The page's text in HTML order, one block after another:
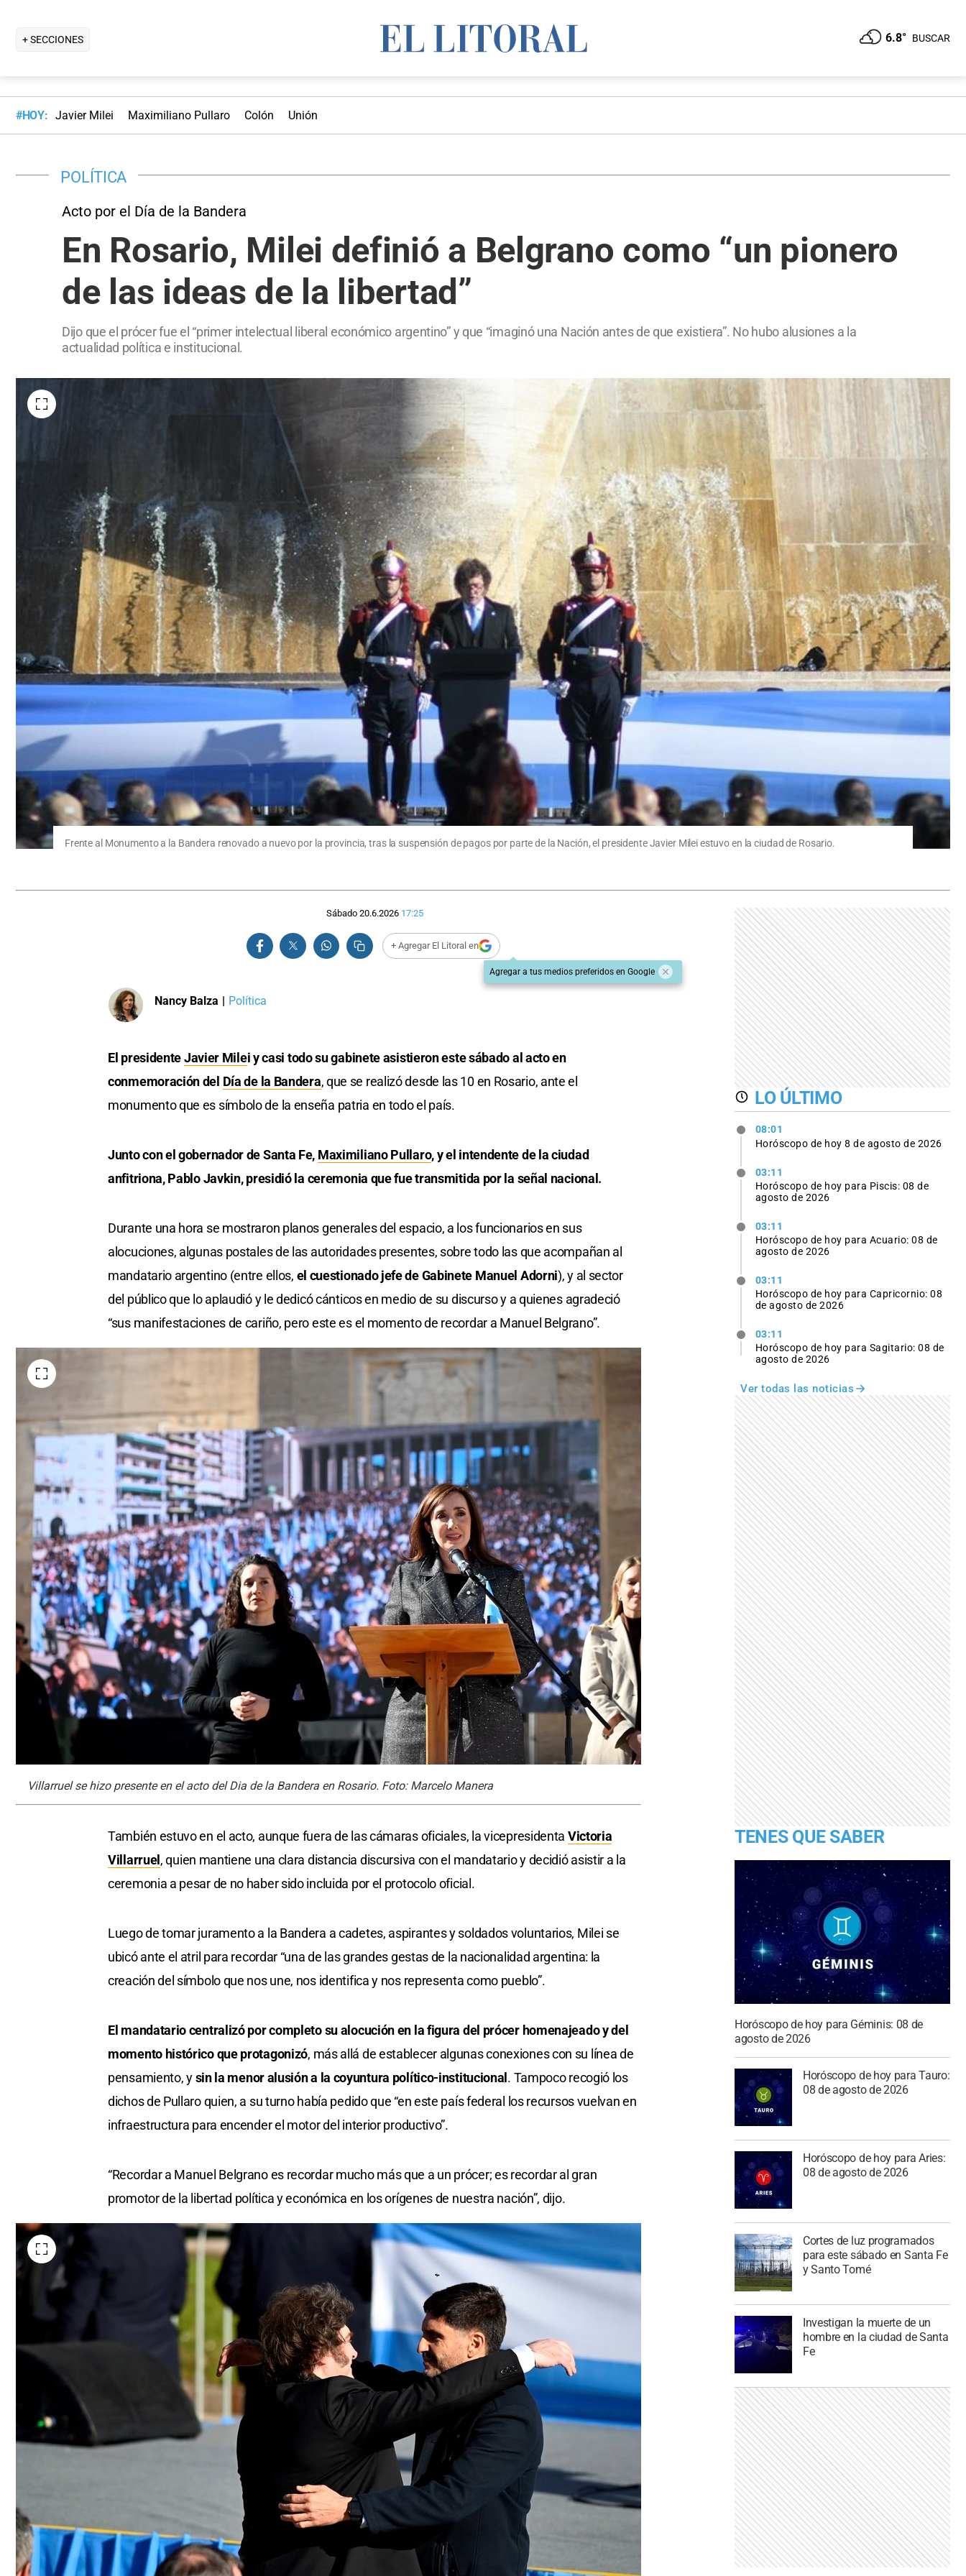
+ SECCIONES 6.8° BUSCAR
#HOY: Javier Milei Maximiliano Pullaro Colón Unión
POLÍTICA
Acto por el Día de la Bandera
En Rosario, Milei definió a Belgrano como “un pionero
de las ideas de la libertad”
Dijo que el prócer fue el “primer intelectual liberal económico argentino” y que “imaginó una Nación antes de que existiera”. No hubo alusiones a la
actualidad política e institucional.
Frente al Monumento a la Bandera renovado a nuevo por la provincia, tras la suspensión de pagos por parte de la Nación, el presidente Javier Milei estuvo en la ciudad de Rosario.
Sábado 20.6.2026 17:25
+ Agregar El Litoral en
Agregar a tus medios preferidos en Google
Nancy Balza | Política
El presidenteJavier Milei y casi todo su gabinete asistieron este sábado al acto en
conmemoración del Día de la Bandera, que se realizó desde las 10 en Rosario, ante el
monumento que es símbolo de la enseña patria en todo el país.
Junto con el gobernador de Santa Fe, Maximiliano Pullaro, y el intendente de la ciudad
anfitriona, Pablo Javkin, presidió la ceremonia que fue transmitida por la señal nacional.
Durante una hora se mostraron planos generales del espacio, a los funcionarios en sus
alocuciones, algunas postales de las autoridades presentes, sobre todo las que acompañan al
mandatario argentino (entre ellos, el cuestionado jefe de Gabinete Manuel Adorni), y al sector
del público que lo aplaudió y le dedicó cánticos en medio de su discurso y a quienes agradeció
“sus manifestaciones de cariño, pero este es el momento de recordar a Manuel Belgrano”.
Villarruel se hizo presente en el acto del Dia de la Bandera en Rosario. Foto: Marcelo Manera
También estuvo en el acto, aunque fuera de las cámaras oficiales, la vicepresidenta Victoria
Villarruel , quien mantiene una clara distancia discursiva con el mandatario y decidió asistir a la
ceremonia a pesar de no haber sido incluida por el protocolo oficial.
Luego de tomar juramento a la Bandera a cadetes, aspirantes y soldados voluntarios, Milei se
ubicó ante el atril para recordar “una de las grandes gestas de la nacionalidad argentina: la
creación del símbolo que nos une, nos identifica y nos representa como pueblo”.
El mandatario centralizó por completo su alocución en la figura del prócer homenajeado y del
momento histórico que protagonizó, más allá de establecer algunas conexiones con su línea de
pensamiento, ysin la menor alusión a la coyuntura político-institucional . Tampoco recogió los
dichos de Pullaro quien, a su turno había pedido que “en este país federal los recursos vuelvan en
infraestructura para encender el motor del interior productivo”.
“Recordar a Manuel Belgrano es recordar mucho más que a un prócer; es recordar al gran
promotor de la libertad política y económica en los orígenes de nuestra nación”, dijo.
LO ÚLTIMO
08:01
Horóscopo de hoy 8 de agosto de 2026
03:11
Horóscopo de hoy para Piscis: 08 de
agosto de 2026
03:11
Horóscopo de hoy para Acuario: 08 de
agosto de 2026
03:11
Horóscopo de hoy para Capricornio: 08
de agosto de 2026
03:11
Horóscopo de hoy para Sagitario: 08 de
agosto de 2026
Ver todas las noticias
TENES QUE SABER
Horóscopo de hoy para Géminis: 08 de
agosto de 2026
Horóscopo de hoy para Tauro:
08 de agosto de 2026
Horóscopo de hoy para Aries:
08 de agosto de 2026
Cortes de luz programados
para este sábado en Santa Fe
y Santo Tomé
Investigan la muerte de un
hombre en la ciudad de Santa
Fe